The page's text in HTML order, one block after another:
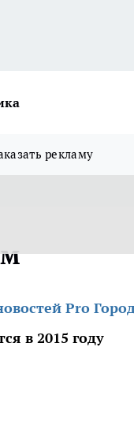
рекламу
Pro
в 2015 году